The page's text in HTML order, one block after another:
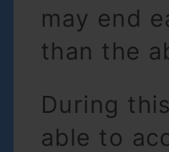
may end
than the
During
able to